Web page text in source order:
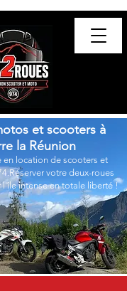
et scooters à
la Réunion
en location de scooters et
votre deux-roues
l'île intense en totale liberté !